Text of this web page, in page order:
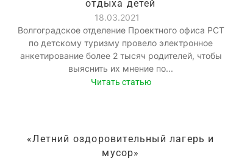
отдыха детей
18.03.2021
Волгоградское отделение Проектного офиса РСТ
по детскому туризму провело электронное
анкетирование более 2 тысяч родителей, чтобы
выяснить их мнение по...
Читать статью
«Летний оздоровительный лагерь и
мусор»